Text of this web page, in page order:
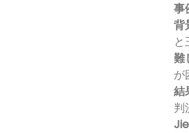
事
背
難
が
結
判